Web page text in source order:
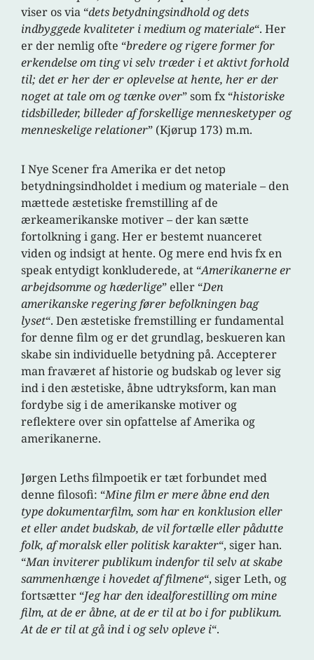
viser os via “dets betydningsindhold og dets
indbyggede kvaliteter i medium og materiale“. Her
er der nemlig ofte “bredere og rigere former for
erkendelse om ting vi selv træder i et aktivt forhold
til; det er her der er oplevelse at hente, her er der
noget at tale om og tænke over” som fx “historiske
tidsbilleder, billeder af forskellige mennesketyper og
menneskelige relationer” (Kjørup 173) m.m.
I Nye Scener fra Amerika er det netop
betydningsindholdet i medium og materiale – den
mættede æstetiske fremstilling af de
ærkeamerikanske motiver – der kan sætte
fortolkning i gang. Her er bestemt nuanceret
viden og indsigt at hente. Og mere end hvis fx en
speak entydigt konkluderede, at “Amerikanerne er
arbejdsomme og hæderlige” eller “Den
amerikanske regering fører befolkningen bag
lyset“. Den æstetiske fremstilling er fundamental
for denne film og er det grundlag, beskueren kan
skabe sin individuelle betydning på. Accepterer
man fraværet af historie og budskab og lever sig
ind i den æstetiske, åbne udtryksform, kan man
fordybe sig i de amerikanske motiver og
reflektere over sin opfattelse af Amerika og
amerikanerne.
Jørgen Leths filmpoetik er tæt forbundet med
denne filosofi: “Mine film er mere åbne end den
type dokumentarfilm, som har en konklusion eller
et eller andet budskab, de vil fortælle eller pådutte
folk, af moralsk eller politisk karakter“, siger han.
“Man inviterer publikum indenfor til selv at skabe
sammenhænge i hovedet af filmene“, siger Leth, og
fortsætter “Jeg har den idealforestilling om mine
film, at de er åbne, at de er til at bo i for publikum.
At de er til at gå ind i og selv opleve i“.